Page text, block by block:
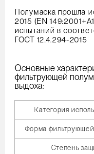
Полумаска прошла
2015 (EN
испытаний в
ГОСТ 12.4.294-2015
Основные
фильтрующей
выдоха:
Категория
Форма фильтрующей
Степень